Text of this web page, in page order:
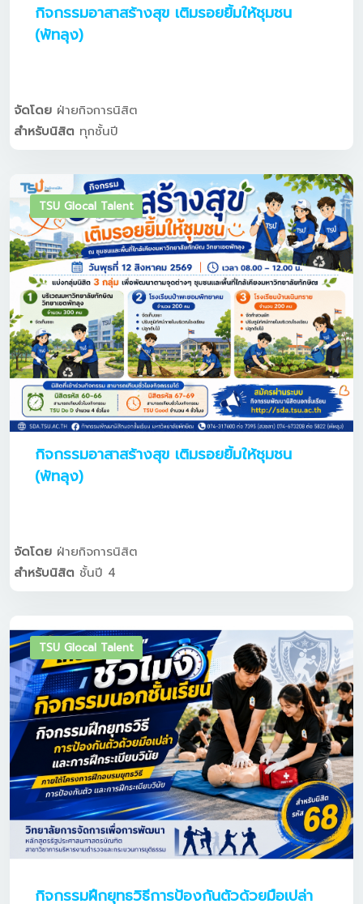
กิจกรรมอาสาสร้างสุข เติมรอยยิ้มให้ชุมชน
(พัทลุง)
จัดโดย ฝ่ายกิจการนิสิต
สำหรับนิสิต ทุกชั้นปี
TSU Glocal Talent
กิจกรรมอาสาสร้างสุข เติมรอยยิ้มให้ชุมชน
(พัทลุง)
จัดโดย ฝ่ายกิจการนิสิต
สำหรับนิสิต ชั้นปี 4
TSU Glocal Talent
กิจกรรมฝึกยุทธวิธีการป้องกันตัวด้วยมือเปล่า